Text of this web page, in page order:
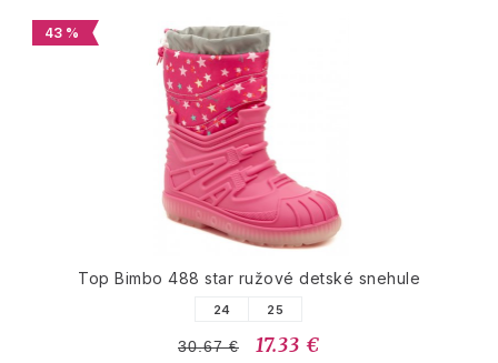
43 %
Top Bimbo 488 star ružové detské snehule
24 25
30.67 € 17.33 €